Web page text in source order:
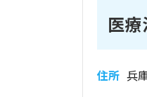
医
住所 兵